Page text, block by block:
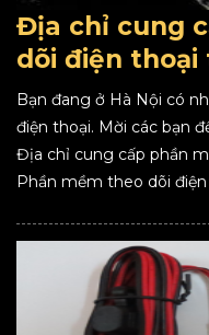
Địa chỉ cung
dõi điện thoại
Bạn đang ở Hà Nội có
điện thoại. Mời các bạn
Địa chỉ cung cấp phần
Phần mềm theo dõi